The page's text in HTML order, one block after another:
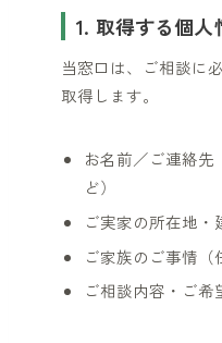
1. 取得する個人
当窓口は、ご相談に
取得します。
お名前／ご連絡先
ど）
ご実家の所在地・
ご家族のご事情（
ご相談内容・ご希